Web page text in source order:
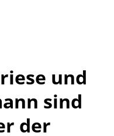
und
sind
der